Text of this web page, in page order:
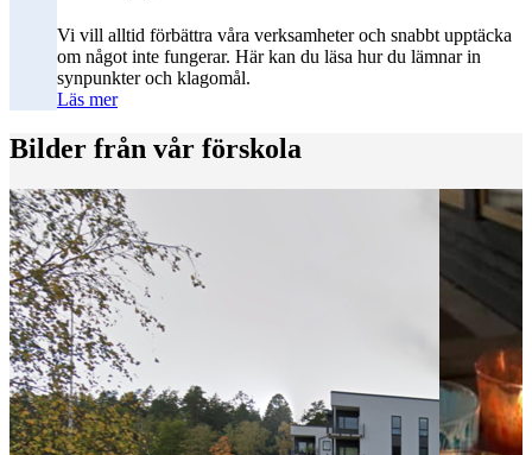
Vi vill alltid förbättra våra verksamheter och snabbt upptäcka
om något inte fungerar. Här kan du läsa hur du lämnar in
synpunkter och klagomål.
Läs mer
Bilder från vår förskola